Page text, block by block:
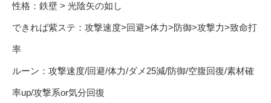
性格：鉄壁 > 光陰矢の如し
できれば紫ステ：攻撃速度>回避>体力>防御>攻撃力>致命打
率
ルーン：攻撃速度/回避/体力/ダメ25減/防御/空腹回復/素材確
率up/攻撃系or気分回復